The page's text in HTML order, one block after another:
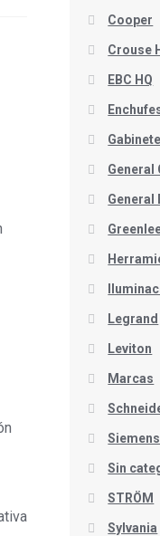
Cooper
Crouse
EBC HQ
General
General
Legrand
Leviton
Marcas
Siemens
Sin
STRÖM
Sylvania